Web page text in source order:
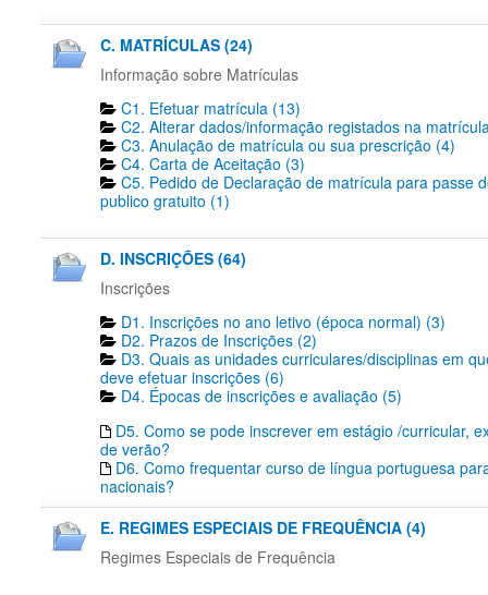
C. MATRÍCULAS (24)
Informação sobre Matrículas
C1. Efetuar matrícula (13)
C2. Alterar dados/informação registados na
C3. Anulação de matrícula ou sua prescrição (4)
C4. Carta de Aceitação (3)
C5. Pedido de Declaração de matrícula para passe
publico gratuito (1)
D. INSCRIÇÕES (64)
Inscrições
D1. Inscrições no ano letivo (época normal) (3)
D2. Prazos de Inscrições (2)
D3. Quais as unidades curriculares/disciplinas em
deve efetuar inscrições (6)
D4. Épocas de inscrições e avaliação (5)
D5. Como se pode inscrever em estágio /curricular,
de verão?
D6. Como frequentar curso de língua portuguesa
nacionais?
E. REGIMES ESPECIAIS DE FREQUÊNCIA (4)
Regimes Especiais de Frequência